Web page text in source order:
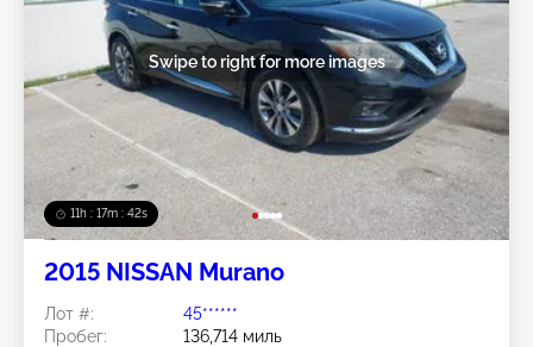
11h : 17m : 40s
Swipe to right for more images
2015 NISSAN Murano
Лот #:
45******
Пробег:
136,714 миль